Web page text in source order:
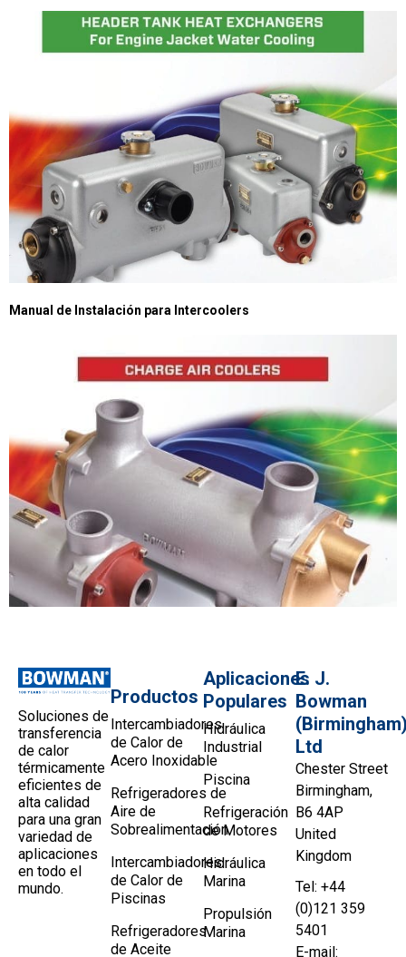
Manual de Instalación para Intercoolers
Soluciones de
transferencia
de calor
térmicamente
eficientes de
alta calidad
para una gran
variedad de
aplicaciones
en todo el
mundo.
Productos
Intercambiadores
de Calor de
Acero Inoxidable
Refrigeradores de
Aire de
Sobrealimentación
Intercambiadores
de Calor de
Piscinas
Refrigeradores
de Aceite
Aplicaciones
Populares
Hidráulica
Industrial
Piscina
Refrigeración
de Motores
Hidráulica
Marina
Propulsión
Marina
E. J.
Bowman
Ltd
Chester Street
Birmingham,
B6 4AP
United
Kingdom
Tel: +44
(0)121 359
5401
E-mail: